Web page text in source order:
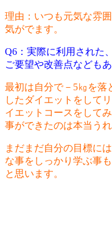
理由：いつも元気な雰
気がでます。
Q6：実際に利用された
ご要望や改善点なども
最初は自分で－5㎏を落
したダイエットをして
イエットコースをして
事ができたのは本当うれ
まだまだ自分の目標に
な事をしっかり学ぶ事
と思います。